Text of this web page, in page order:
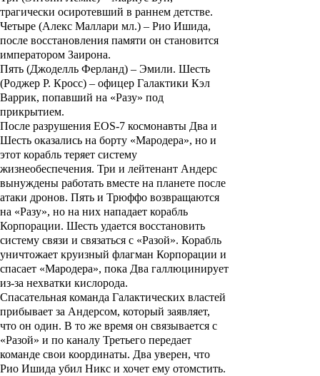
трагически осиротевший в раннем детстве.
Четыре (Алекс Маллари мл.) – Рио Ишида,
после восстановления памяти он становится
императором Заирона.
Пять (Джоделль Ферланд) – Эмили. Шесть
(Роджер Р. Кросс) – офицер Галактики Кэл
Варрик, попавший на «Разу» под
прикрытием.
После разрушения EOS-7 космонавты Два и
Шесть оказались на борту «Мародера», но и
этот корабль теряет систему
жизнеобеспечения. Три и лейтенант Андерс
вынуждены работать вместе на планете после
атаки дронов. Пять и Трюффо возвращаются
на «Разу», но на них нападает корабль
Корпорации. Шесть удается восстановить
систему связи и связаться с «Разой». Корабль
уничтожает круизный флагман Корпорации и
спасает «Мародера», пока Два галлюцинирует
из-за нехватки кислорода.
Спасательная команда Галактических властей
прибывает за Андерсом, который заявляет,
что он один. В то же время он связывается с
«Разой» и по каналу Третьего передает
команде свои координаты. Два уверен, что
Рио Ишида убил Никс и хочет ему отомстить.